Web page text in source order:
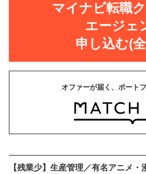
マイナビ転職
エージェ
申し込む(
オファーが届く、ポート
【残業少】生産管理／有名アニメ